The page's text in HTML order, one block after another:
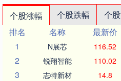
个股涨幅 个股跌幅 个
排名
名称 最新价
1
N展芯 116.52
2 锐翔智能 110.02
3 志特新材 14.8